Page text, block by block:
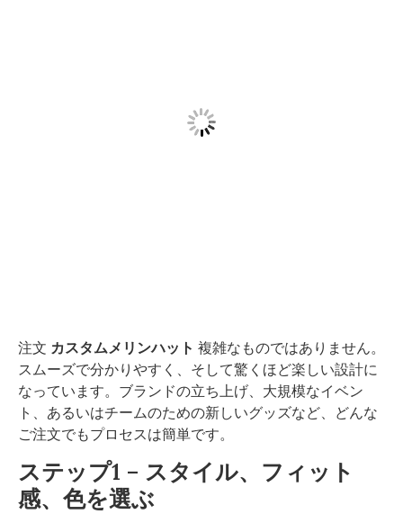
注文 カスタムメリンハット 複雑なものではありません。
スムーズで分かりやすく、そして驚くほど楽しい設計に
なっています。ブランドの立ち上げ、大規模なイベン
ト、あるいはチームのための新しいグッズなど、どんな
ご注文でもプロセスは簡単です。
ステップ1 – スタイル、フィット
感、色を選ぶ